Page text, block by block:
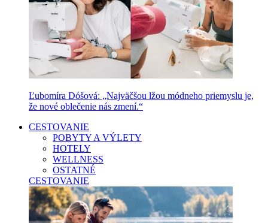
Ľubomíra Dóšová: „Najväčšou lžou módneho priemyslu je,
že nové oblečenie nás zmení.“
CESTOVANIE
POBYTY A VÝLETY
HOTELY
WELLNESS
OSTATNÉ
CESTOVANIE